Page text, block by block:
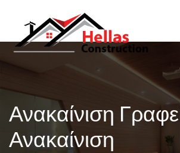
Ανακαίνιση
Ανακαίνιση